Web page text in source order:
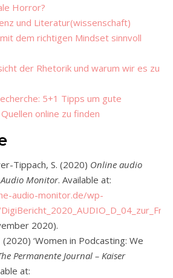
Horror?
und Literatur(wissenschaft)
dem richtigen Mindset sinnvoll
der Rhetorik und warum wir es zu
5+1 Tipps um gute
online zu finden
Tippach, S. (2020) Online audio
Monitor. Available at:
audio-monitor.de/wp-
2020).
(2020) ‘Women in Podcasting: We
Permanente Journal – Kaiser
at: